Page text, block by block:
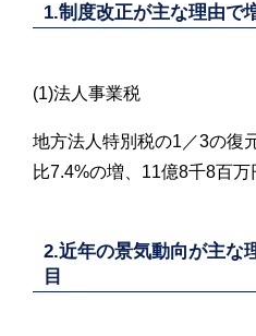
1.制度改正が主な理由で
(1)法人事業税
地方法人特別税の1／3の復
比7.4%の増、11億8千8百万
2.近年の景気動向が主な
目